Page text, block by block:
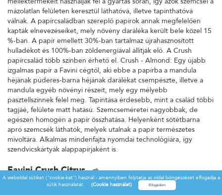
mázolatlan felületen keresztül láthatóvá, illetve tapinthatóvá
válnak. A papírcsaládban szereplő papírok annak megfelelően
kapták elnevezéseiket, mely növény daráléka került bele közel 15
%-ban. A papír emellett 30%-ban tartalmaz újrahasznosított
hulladékot és 100%-ban zöldenergiával állítják elő. A Crush
papírcsalád több színben érhető el. Crush - Almond: Egy újabb
izgalmas papír a Favini cégtől, aki ebbe a papírba a mandula
héjának púderes-barna héjának darálékat csempészte, illetve a
mandula egyéb növényi részeit, mely egy mélyebb
pasztellszínnek felel meg. Tapintása érdesebb, mint a család többi
tagjáé, felülete matt hatású. Szemcseméretei nagyobbak, de
egészen homogén a papír összhatása. Helyenként sötétbarna
apró szemcsék láthatók, melyek utalnak a papír természetes
mivoltára. Alkalmas mindenfajta nyomdai technológiára, így
szendvicskártyák alappapírjaként is.
Favini Crush Citrus
Favini Crush - 250g/350g A Crush egy környezetbarát
papírcsalád, melynél különböző gyümölcsök és növények
A weboldal sütiket ("cookie-kat") használ - amennyiben folytatja az oldal böngészését elfogadja a
sütik használatát.
(Cookie használat)